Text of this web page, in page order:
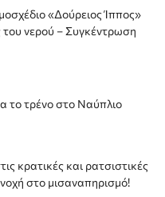
«Δούρειος Ίππος»
του νερού – Συγκέντρωση
το τρένο στο Ναύπλιο
κρατικές και ρατσιστικές
στο μισαναπηρισμό!